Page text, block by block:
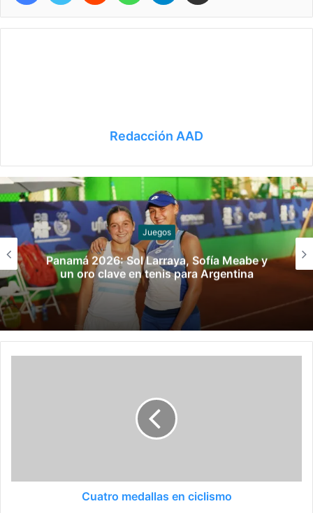
Redacción AAD
Karate
Fe de erratas
Cuatro medallas en ciclismo